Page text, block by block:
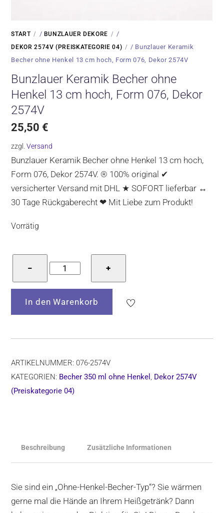
START / BUNZLAUER DEKORE /
DEKOR 2574V (PREISKATEGORIE 04)
/ Bunzlauer Keramik
Becher ohne Henkel 13 cm hoch, Form 076, Dekor 2574V
Bunzlauer Keramik Becher ohne
Henkel 13 cm hoch, Form 076, Dekor
2574V
25,50 €
zzgl.Versand
Bunzlauer Keramik Becher ohne Henkel 13 cm hoch,
Form 076, Dekor 2574V. ® 100% original ✔
versicherter Versand mit DHL ★ SOFORT lieferbar ↔
30 Tage Rückgaberecht ❤ Mit Liebe zum Produkt!
Vorrätig
−
Bunzlauer
Keramik
Becher
ohne
Henkel
hoch,
Form
076,
+
In den Warenkorb
ARTIKELNUMMER:076-2574V
KATEGORIEN: Becher 350 ml ohne Henkel , Dekor 2574V
(Preiskategorie 04)
Beschreibung Zusätzliche Informationen
Sie sind ein „Ohne-Henkel-Becher-Typ“? Sie wärmen
gerne mal die Hände an Ihrem Heißgetränk? Dann